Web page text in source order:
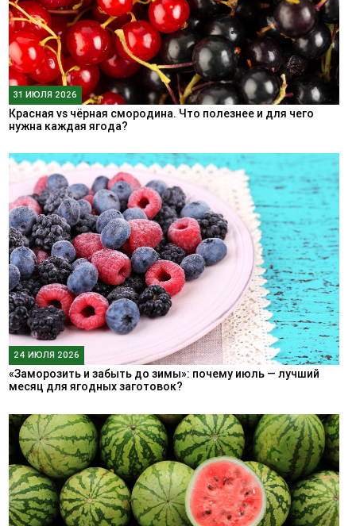
31 ИЮЛЯ 2026
Красная vs чёрная смородина. Что полезнее и для чего
нужна каждая ягода?
24 ИЮЛЯ 2026
«Заморозить и забыть до зимы»: почему июль — лучший
месяц для ягодных заготовок?